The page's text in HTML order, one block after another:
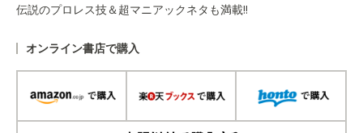
伝説のプロレス技＆超マニアックネタも満載!!
オンライン書店で購入